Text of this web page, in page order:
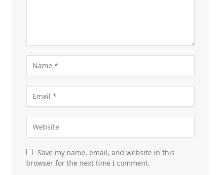
Save my name, email, and website in this
browser for the next time I comment.